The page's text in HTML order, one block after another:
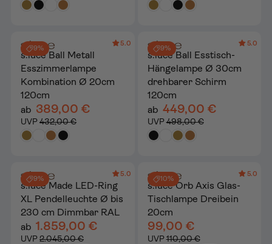
9%
5.0
s.luce Ball Metall
Esszimmerlampe
Kombination Ø 20cm
120cm
ab 389,00 €
UVP 432,00 €
9%
5.0
s.luce Ball Esstisch-
Hängelampe Ø 30cm
drehbarer Schirm
120cm
ab 449,00 €
UVP498,00 €
9%
5.0
s.luce Made LED-Ring
XL Pendelleuchte Ø bis
230 cm Dimmbar RAL
ab 1.859,00 €
UVP 2.045,00 €
10%
5.0
s.luce Orb Axis Glas-
Tischlampe Dreibein
20cm
99,00 €
UVP110,00 €